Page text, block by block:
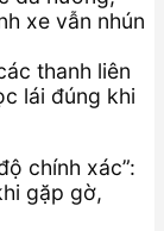
xe vẫn nhún
thanh liên
lái đúng khi
chính xác”:
gặp gờ,